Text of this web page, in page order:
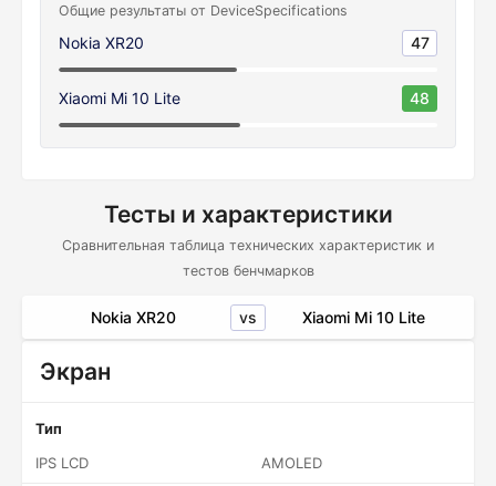
Общие результаты от DeviceSpecifications
Nokia XR20 47
Xiaomi Mi 10 Lite 48
Тесты и характеристики
Сравнительная таблица технических характеристик и
тестов бенчмарков
Nokia XR20 vs Xiaomi Mi 10 Lite
Экран
Тип
IPS LCD
AMOLED